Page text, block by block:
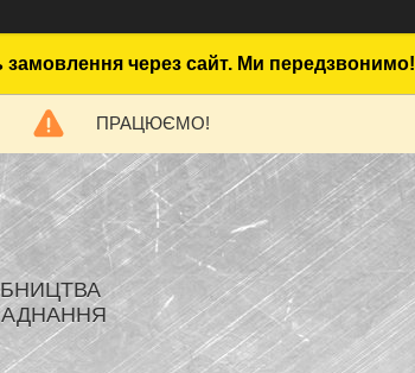
через сайт. Ми передзвонимо!
ПРАЦЮЄМО!